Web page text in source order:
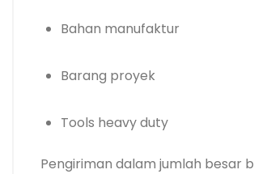
Bahan manufaktur
Barang proyek
Tools heavy duty
Pengiriman dalam jumlah besar